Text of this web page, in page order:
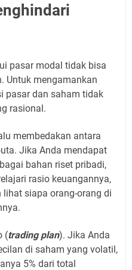
pasar modal tidak bisa
Untuk mengamankan
pasar dan saham tidak
rasional.
membedakan antara
Jika Anda mendapat
bahan riset pribadi,
rasio keuangannya,
siapa orang-orang di
(trading plan). Jika Anda
di saham yang volatil,
5% dari total